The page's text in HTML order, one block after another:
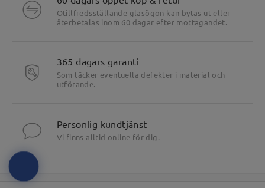
Otillfredsställande glasögon kan bytas ut eller
återbetalas inom 60 dagar efter mottagandet.
365 dagars garanti
Som täcker eventuella defekter i material och
utförande.
Personlig kundtjänst
Vi finns alltid online för dig.